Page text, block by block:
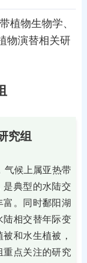
植物生物学、
物演替相关研
究组
气候上属亚热带
是典型的水陆交
。同时鄱阳湖
陆相交替年际变
和水生植被，
重点关注的研究